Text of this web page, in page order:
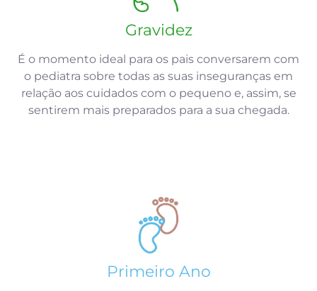
Gravidez
É o momento ideal para os pais conversarem com
o pediatra sobre todas as suas inseguranças em
relação aos cuidados com o pequeno e, assim, se
sentirem mais preparados para a sua chegada.
Primeiro Ano